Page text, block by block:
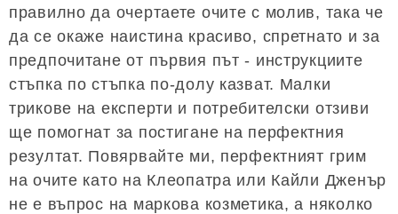
правилно да очертаете очите с молив, така че
да се окаже наистина красиво, спретнато и за
предпочитане от първия път - инструкциите
стъпка по стъпка по-долу казват. Малки
трикове на експерти и потребителски отзиви
ще помогнат за постигане на перфектния
резултат. Повярвайте ми, перфектният грим
на очите като на Клеопатра или Кайли Дженър
не е въпрос на маркова козметика, а няколко